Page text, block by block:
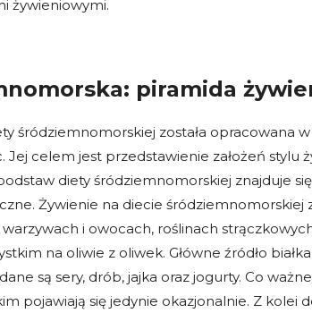
żywieniowymi.
piramida
śródziemnomorskiej została opracowana
Jej celem jest przedstawienie założeń stylu
diety śródziemnomorskiej znajduje
Żywienie na diecie śródziemnomorskiej
i owocach, roślinach
na oliwie z oliwek. Główne źródło
są sery, drób, jajka oraz jogurty. Co
pojawiają się jedynie okazjonalnie. Z kolei